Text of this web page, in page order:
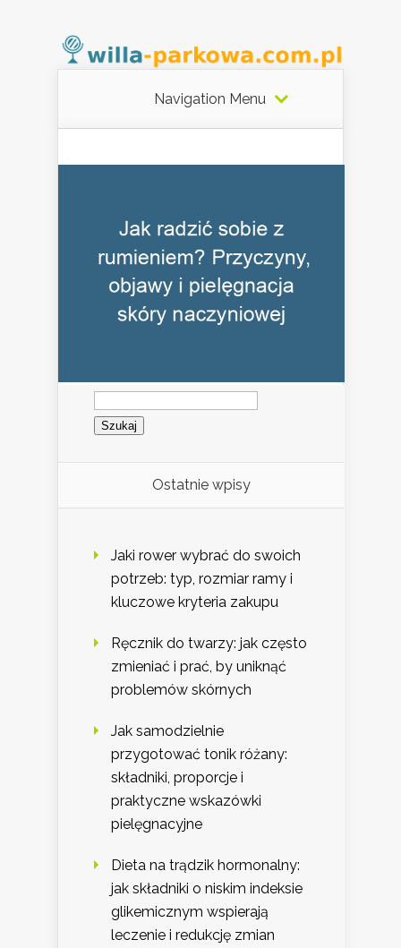
Navigation Menu
Szukaj:
Ostatnie wpisy
Jaki rower wybrać do swoich
potrzeb: typ, rozmiar ramy i
kluczowe kryteria zakupu
Ręcznik do twarzy: jak często
zmieniać i prać, by uniknąć
problemów skórnych
Jak samodzielnie
przygotować tonik różany:
składniki, proporcje i
praktyczne wskazówki
pielęgnacyjne
Dieta na trądzik hormonalny:
jak składniki o niskim indeksie
glikemicznym wspierają
leczenie i redukcję zmian